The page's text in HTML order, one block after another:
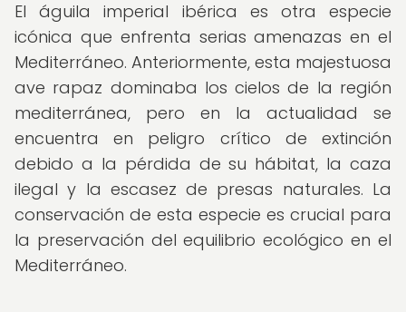
El águila imperial ibérica es otra especie
icónica que enfrenta serias amenazas en el
Mediterráneo. Anteriormente, esta majestuosa
ave rapaz dominaba los cielos de la región
mediterránea, pero en la actualidad se
encuentra en peligro crítico de extinción
debido a la pérdida de su hábitat, la caza
ilegal y la escasez de presas naturales. La
conservación de esta especie es crucial para
la preservación del equilibrio ecológico en el
Mediterráneo.